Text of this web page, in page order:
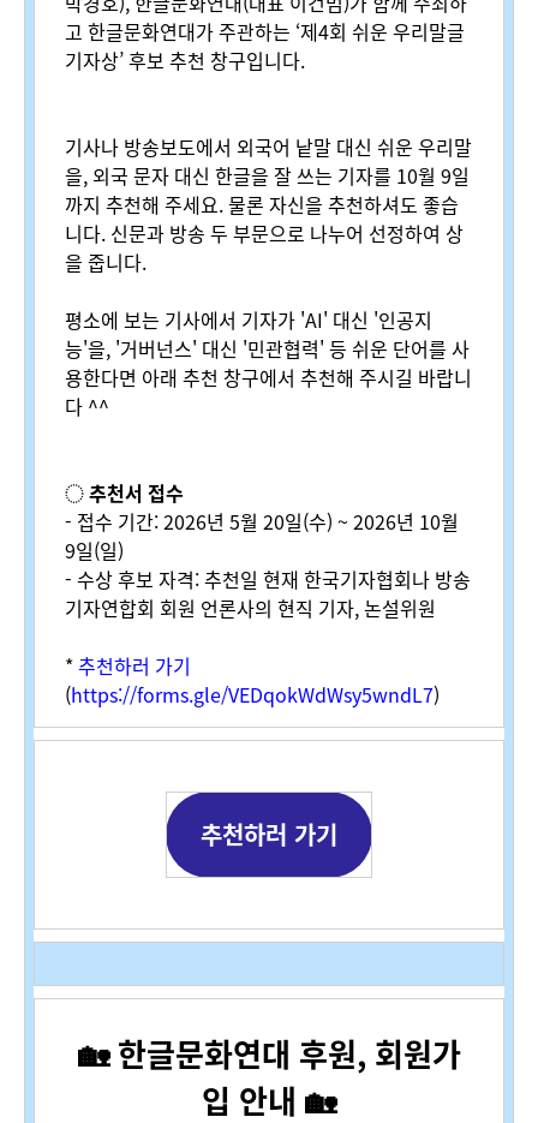
고 한글문화연대가 주관하는 ‘제4회 쉬운 우리말글
기자상’ 후보 추천 창구입니다.
기사나 방송보도에서 외국어 낱말 대신 쉬운 우리말
을, 외국 문자 대신 한글을 잘 쓰는 기자를 10월 9일
까지 추천해 주세요. 물론 자신을 추천하셔도 좋습
니다. 신문과 방송 두 부문으로 나누어 선정하여 상
을 줍니다.
평소에 보는 기사에서 기자가 'AI' 대신 '인공지
능'을, '거버넌스' 대신 '민관협력' 등 쉬운 단어를 사
용한다면 아래 추천 창구에서 추천해 주시길 바랍니
다 ^^
◌ 추천서 접수
- 접수 기간: 2026년 5월 20일(수) ~ 2026년 10월
9일(일)
- 수상 후보 자격: 추천일 현재 한국기자협회나 방송
기자연합회 회원 언론사의 현직 기자, 논설위원
*추천하러 가기
(https://forms.gle/VEDqokWdWsy5wndL7)
추천하러 가기
🏡 한글문화연대 후원, 회원가
입 안내 🏡